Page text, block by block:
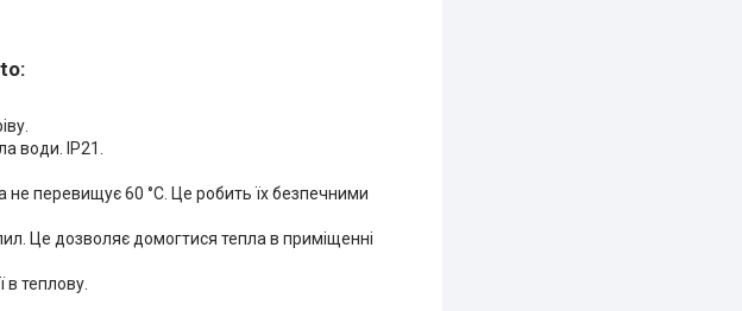
води. IP21.
не перевищує 60 °С. Це робить їх безпечними
Це дозволяє домогтися тепла в приміщенні
в теплову.